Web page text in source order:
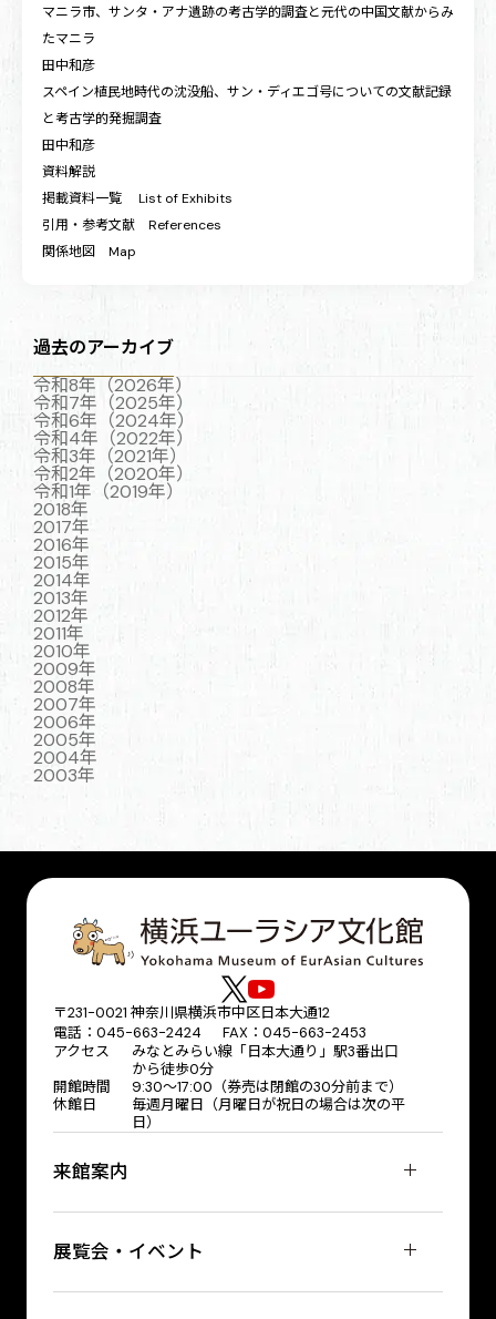
マニラ市、サンタ・アナ遺跡の考古学的調査と元代の中国文献からみ
たマニラ
田中和彦
スペイン植民地時代の沈没船、サン・ディエゴ号についての文献記録
と考古学的発掘調査
田中和彦
資料解説
掲載資料一覧 List of Exhibits
引用・参考文献 References
関係地図 Map
過去のアーカイブ
令和8年（2026年）
令和7年（2025年）
令和6年（2024年）
令和4年（2022年）
令和3年（2021年）
令和2年（2020年）
令和1年（2019年）
2018年
2017年
2016年
2015年
2014年
2013年
2012年
2011年
2010年
2009年
2008年
2007年
2006年
2005年
2004年
2003年
〒231-0021 神奈川県横浜市中区日本大通12
電話：045-663-2424 FAX：045-663-2453
アクセス
みなとみらい線「日本大通り」駅3番出口
から徒歩0分
開館時間
9:30～17:00（券売は閉館の30分前まで）
休館日
毎週月曜日（月曜日が祝日の場合は次の平
日）
来館案内
展覧会・イベント